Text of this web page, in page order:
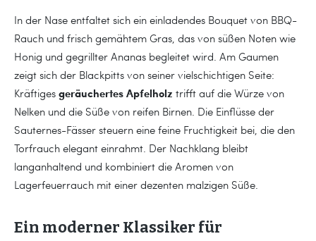
In der Nase entfaltet sich ein einladendes Bouquet von BBQ-
Rauch und frisch gemähtem Gras, das von süßen Noten wie
Honig und gegrillter Ananas begleitet wird. Am Gaumen
zeigt sich der Blackpitts von seiner vielschichtigen Seite:
Kräftiges geräuchertes Apfelholz trifft auf die Würze von
Nelken und die Süße von reifen Birnen. Die Einflüsse der
Sauternes-Fässer steuern eine feine Fruchtigkeit bei, die den
Torfrauch elegant einrahmt. Der Nachklang bleibt
langanhaltend und kombiniert die Aromen von
Lagerfeuerrauch mit einer dezenten malzigen Süße.
Ein moderner Klassiker für